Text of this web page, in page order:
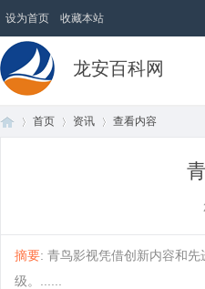
设为首页 收藏本站
龙安百科网
首页 资讯 查看内容
摘要: 青鸟影视凭借创新内容和
级。......